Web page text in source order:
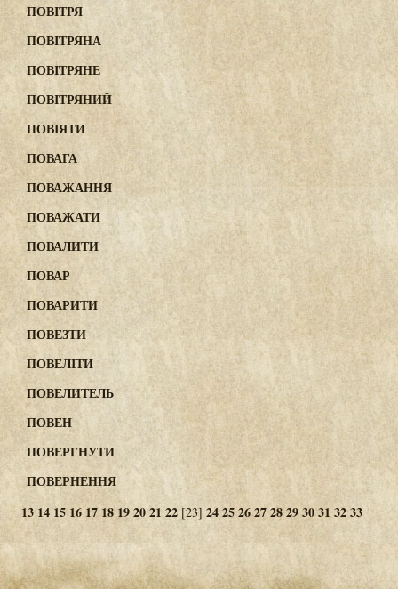
ПОВІТРЯ
ПОВІТРЯНА
ПОВІТРЯНЕ
ПОВІТРЯНИЙ
ПОВІЯТИ
ПОВАГА
ПОВАЖАННЯ
ПОВАЖАТИ
ПОВАЛИТИ
ПОВАР
ПОВАРИТИ
ПОВЕЗТИ
ПОВЕЛІТИ
ПОВЕЛИТЕЛЬ
ПОВЕН
ПОВЕРГНУТИ
ПОВЕРНЕННЯ
13 14 15 16 17 18 192021 22 [23] 24252627282930313233